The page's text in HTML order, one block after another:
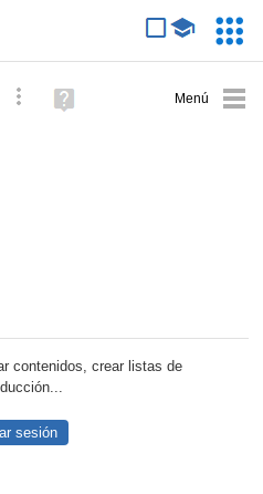
Búsqueda avanzada
Ayuda
(en
contenidos, crear listas de
sesión